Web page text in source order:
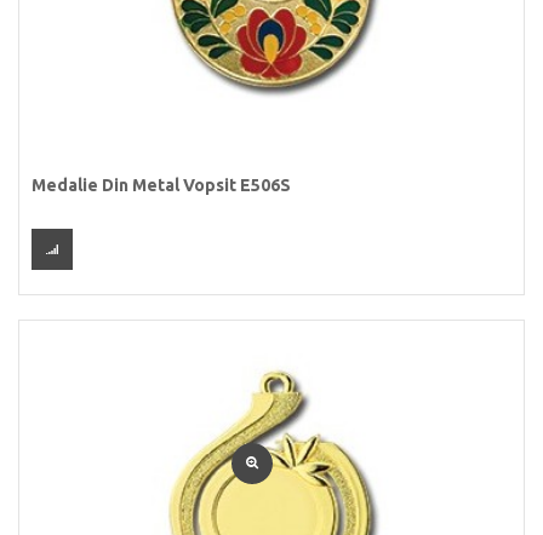
Medalie Din Metal Vopsit E506S